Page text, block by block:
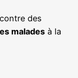
des
malades à la